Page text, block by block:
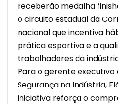
receberão medalha
o circuito estadual da
nacional que incentiva
prática esportiva e a
trabalhadores da
Para o gerente executivo
Segurança na Indústria,
iniciativa reforça o